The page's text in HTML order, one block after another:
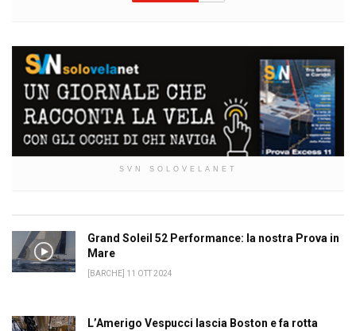
SVN SOLOVELANET
Grand Soleil 52 Performance: la nostra Prova in
Mare
[BARCHE] 11 OTT 2024
L’Amerigo Vespucci lascia Boston e fa rotta